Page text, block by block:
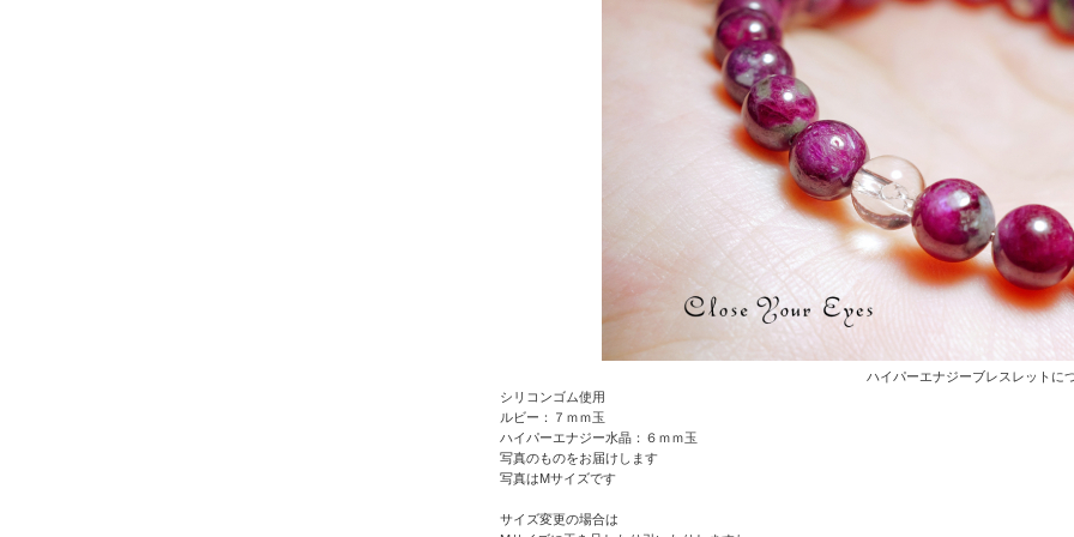
ハイパーエナジーブレスレットに
シリコンゴム使用
ルビー：７ｍｍ玉
ハイパーエナジー水晶 ：６ｍｍ玉
写真のものをお届けします
写真はMサイズです
サイズ変更の場合は